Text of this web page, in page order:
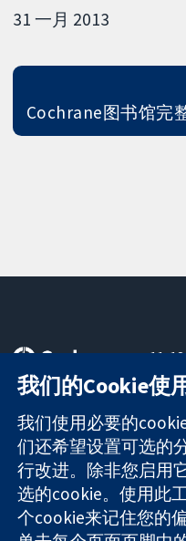
31 一月 2013
Cochrane图书馆完
可信任的证据
知情决定
更完善的医疗健
康
11-
W1G
我们的Cookie使
我们使用必要的
们还希望设置可选的
行改进。除非您启用
选的cookie。使用此
个cookie来记住您的